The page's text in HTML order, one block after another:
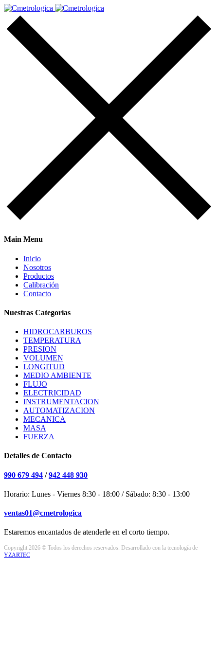
Main Menu
Inicio
Nosotros
Productos
Calibración
Contacto
Nuestras Categorías
HIDROCARBUROS
TEMPERATURA
PRESION
VOLUMEN
LONGITUD
MEDIO AMBIENTE
FLUJO
ELECTRICIDAD
INSTRUMENTACION
AUTOMATIZACION
MECANICA
MASA
FUERZA
Detalles de Contacto
990 679 494 /942 448 930
Horario: Lunes - Viernes 8:30 - 18:00 / Sábado: 8:30 - 13:00
ventas01@cmetrologica
Estaremos encantados de atenderle en el corto tiempo.
Copyright 2026 © Todos los derechos reservados. Desarrollado con la tecnología de
YZARTEC